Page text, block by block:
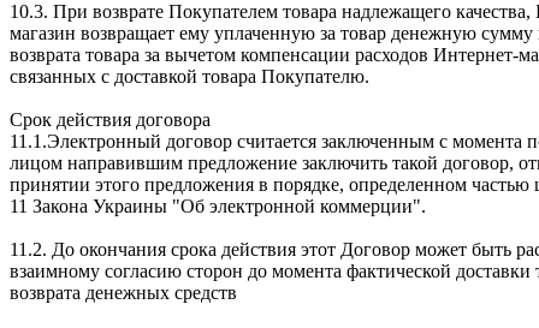
10.3. При возврате Покупателем товара надлежащего качества,
магазин возвращает ему уплаченную за товар денежную сумму
возврата товара за вычетом компенсации расходов Интернет-
связанных с доставкой товара Покупателю.
Срок действия договора
11.1.Электронный договор считается заключенным с момента
лицом направившим предложение заключить такой договор,
принятии этого предложения в порядке, определенном частью
11 Закона Украины "Об электронной коммерции".
11.2. До окончания срока действия этот Договор может быть
взаимному согласию сторон до момента фактической доставки
возврата денежных средств